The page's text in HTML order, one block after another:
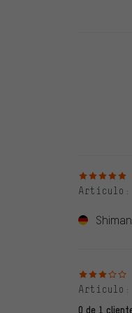
2022 solo
Solo
verificadas
28. 05.
evaluado
5 de 5
Artículo :
3 de 5
Artículo :
0 de 1